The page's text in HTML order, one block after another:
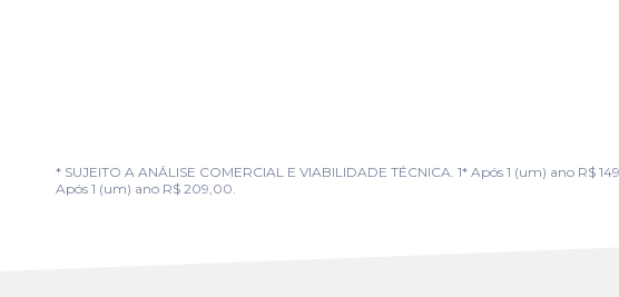
* SUJEITO A ANÁLISE COMERCIAL E VIABILIDADE TÉCNICA. 1* Após 1 (um) ano R$
Após 1 (um) ano R$ 209,00.